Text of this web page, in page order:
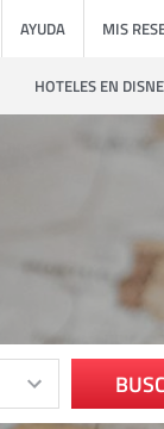
AYUDA MIS
HOTELES EN